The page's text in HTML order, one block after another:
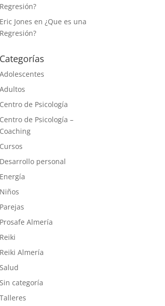
Regresión?
Eric Jones en¿Que es una
Regresión?
Categorías
Adolescentes
Adultos
Centro de Psicología
Centro de Psicología –
Coaching
Cursos
Desarrollo personal
Energía
Niños
Parejas
Prosafe Almería
Reiki
Reiki Almería
Salud
Sin categoría
Talleres